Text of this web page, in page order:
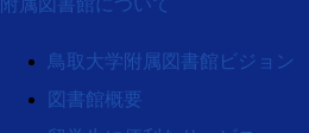
附属図書館について
鳥取大学附属図書館ビジョン
図書館概要